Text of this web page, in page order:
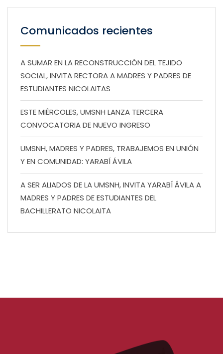
Comunicados recientes
A SUMAR EN LA RECONSTRUCCIÓN DEL TEJIDO
SOCIAL, INVITA RECTORA A MADRES Y PADRES DE
ESTUDIANTES NICOLAITAS
ESTE MIÉRCOLES, UMSNH LANZA TERCERA
CONVOCATORIA DE NUEVO INGRESO
UMSNH, MADRES Y PADRES, TRABAJEMOS EN UNIÓN
Y EN COMUNIDAD: YARABÍ ÁVILA
A SER ALIADOS DE LA UMSNH, INVITA YARABÍ ÁVILA A
MADRES Y PADRES DE ESTUDIANTES DEL
BACHILLERATO NICOLAITA